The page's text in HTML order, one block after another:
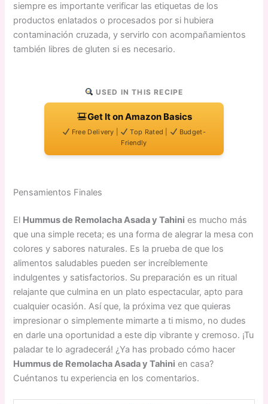
siempre es importante verificar las etiquetas de los
productos enlatados o procesados por si hubiera
contaminación cruzada, y servirlo con acompañamientos
también libres de gluten si es necesario.
USED IN THIS RECIPE
Get It on Amazon Basics
Free Delivery | Top Rated |
Budget-
Friendly
Pensamientos Finales
El Hummus de Remolacha Asada y Tahini es mucho más
que una simple receta; es una forma de alegrar la mesa con
colores y sabores naturales. Es la prueba de que los
alimentos saludables pueden ser increíblemente
indulgentes y satisfactorios. Su preparación es un ritual
relajante que culmina en un plato espectacular, apto para
cualquier ocasión. Así que, la próxima vez que quieras
impresionar o simplemente mimarte a ti mismo, no dudes
en darle una oportunidad a este dip vibrante y cremoso. ¡Tu
paladar te lo agradecerá! ¿Ya has probado cómo hacer
Hummus de Remolacha Asada y Tahini en casa?
Cuéntanos tu experiencia en los comentarios.